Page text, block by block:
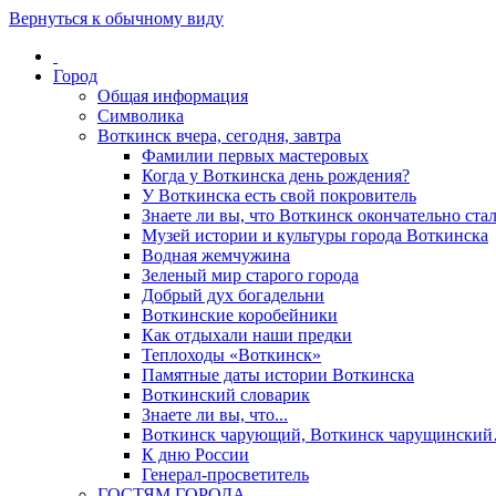
Вернуться к обычному виду
Город
Общая информация
Символика
Воткинск вчера, сегодня, завтра
Фамилии первых мастеровых
Когда у Воткинска день рождения?
У Воткинска есть свой покровитель
Знаете ли вы, что Воткинск окончательно
Музей истории и культуры города Воткинска
Водная жемчужина
Зеленый мир старого города
Добрый дух богадельни
Воткинские коробейники
Как отдыхали наши предки
Теплоходы «Воткинск»
Памятные даты истории Воткинска
Воткинский словарик
Знаете ли вы, что...
Воткинск чарующий, Воткинск
К дню России
Генерал-просветитель